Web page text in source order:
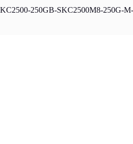
KC2500-250GB-SKC2500M8-250G-